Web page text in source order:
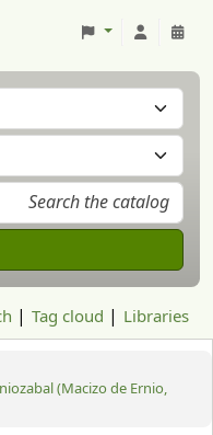
Tag cloud Libraries
(Macizo de Ernio,